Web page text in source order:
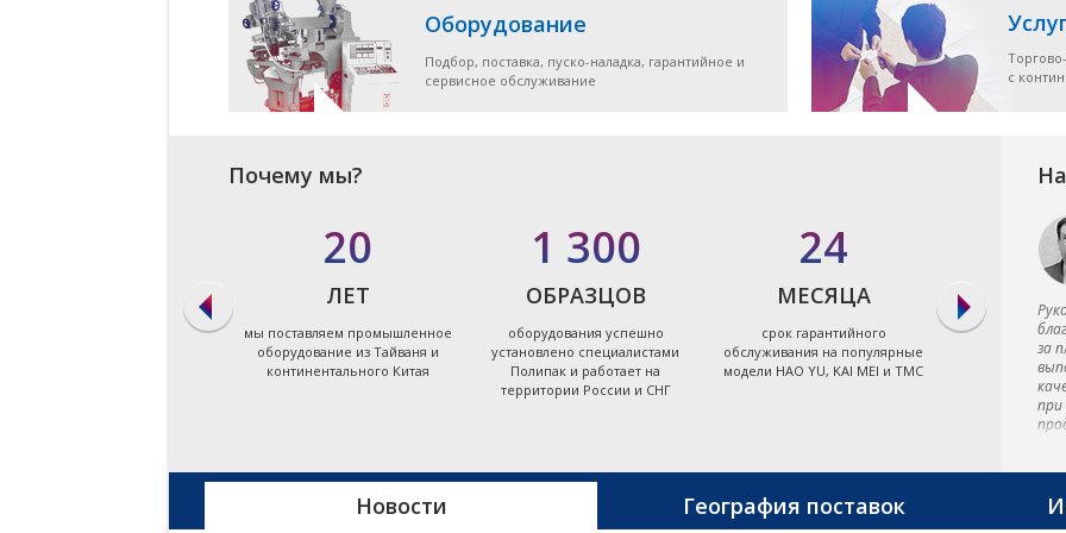
Оборудование
Подбор, поставка, пуско-наладка, гарантийное и
сервисное обслуживание
с
Почему мы?
мы даём ответ на запрос по
20
ЛЕТ
мы поставляем промышленное
оборудование из Тайваня и
континентального Китая
1 300
ОБРАЗЦОВ
оборудования успешно
установлено специалистами
Полипак и работает на
территории России и СНГ
24
МЕСЯЦА
срок гарантийного
обслуживания на популярные
модели HAO YU, KAI MEI и TMC
за
при
Новости География поставок